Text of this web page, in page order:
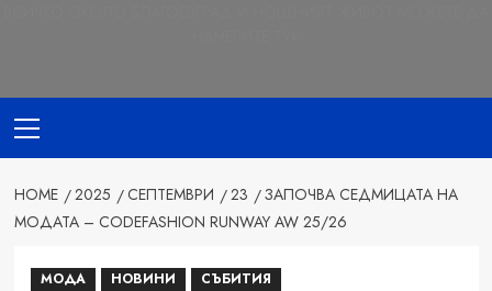
Menu
HOME 2025 СЕПТЕМВРИ 23
ЗАПОЧВА СЕДМИЦАТА НА
МОДАТА – CODEFASHION RUNWAY AW 25/26
МОДА НОВИНИ СЪБИТИЯ